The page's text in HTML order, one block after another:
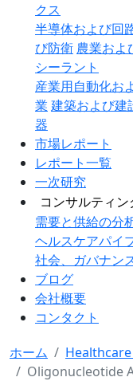
クス
半導体および回
び防衛 農業およ
シーラント
産業用自動化お
業 建築および建
器
市場レポート
レポート一覧
一次研究
コンサルティ
需要と供給の分
ヘルスケアパイ
社会、ガバナン
ブログ
会社概要
コンタクト
ホーム
Oligonucleotide